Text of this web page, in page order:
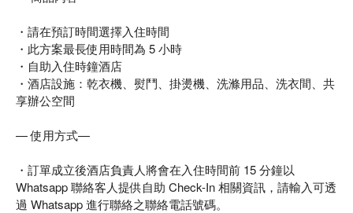
・請在預訂時間選擇入住時間
・此方案最長使用時間為 5 小時
・自助入住時鐘酒店
・酒店設施：乾衣機、熨鬥、掛燙機、洗滌用品、洗衣間、共
享辦公空間
— 使用方式—
・訂單成立後酒店負責人將會在入住時間前 15 分鐘以
Whatsapp 聯絡客人提供自助 Check-In 相關資訊，請輸入可透
過 Whatsapp 進行聯絡之聯絡電話號碼。